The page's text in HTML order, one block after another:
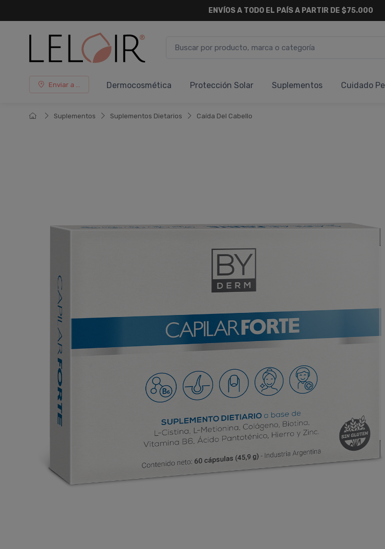
ENVÍOS A TODO EL PAÍS A PARTIR DE $75.000
Enviar a ... Dermocosmética Protección Solar Suplementos Cuidado
Suplementos Suplementos Dietarios Caí­da Del Cabello